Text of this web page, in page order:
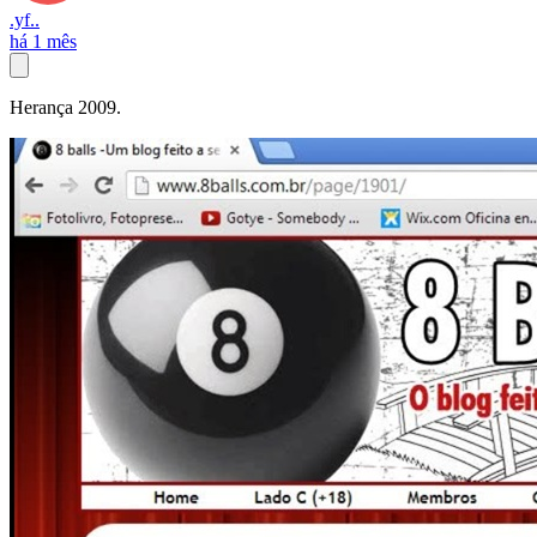
.yf..
há 1 mês
Herança 2009.